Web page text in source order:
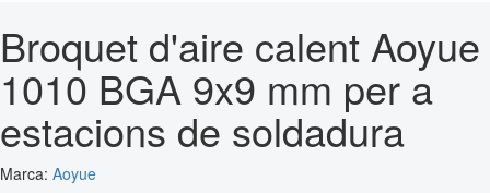
Broquet d'aire calent Aoyue
1010 BGA 9x9 mm per a
estacions de soldadura
Marca: Aoyue